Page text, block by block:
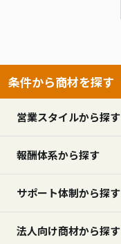
条件から商材を探す
営業スタイルから探す
報酬体系から探す
サポート体制から探す
法人向け商材から探す